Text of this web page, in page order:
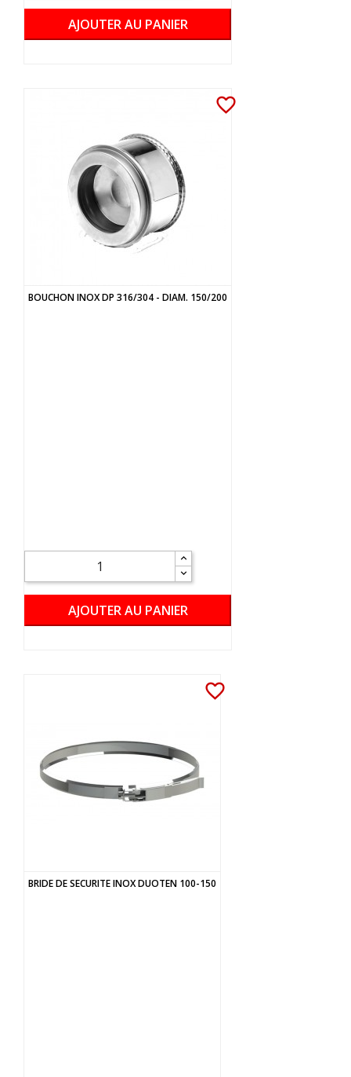
AJOUTER AU PANIER
favorite_border
BOUCHON INOX DP 316/304 - DIAM. 150/200
AJOUTER AU PANIER
favorite_border
BRIDE DE SECURITE INOX DUOTEN 100-150